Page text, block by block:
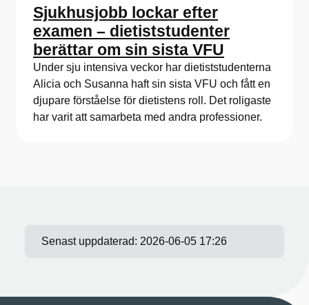
Sjukhusjobb lockar efter
examen – dietiststudenter
berättar om sin sista VFU
Under sju intensiva veckor har dietiststudenterna
Alicia och Susanna haft sin sista VFU och fått en
djupare förståelse för dietistens roll. Det roligaste
har varit att samarbeta med andra professioner.
Senast uppdaterad: 2026-06-05 17:26